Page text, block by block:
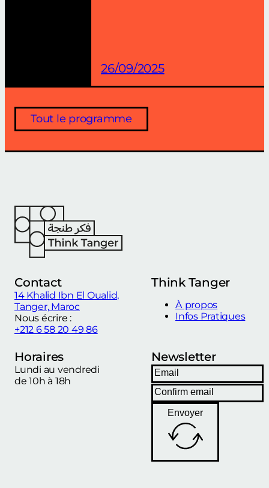
26/09/2025
Tout le programme
Contact
14 Khalid Ibn El Oualid,
Tanger, Maroc
Nous écrire :
+212 6 58 20 49 86
Think Tanger
À propos
Infos Pratiques
Horaires
Lundi au vendredi
de 10h à 18h
Newsletter
Envoyer